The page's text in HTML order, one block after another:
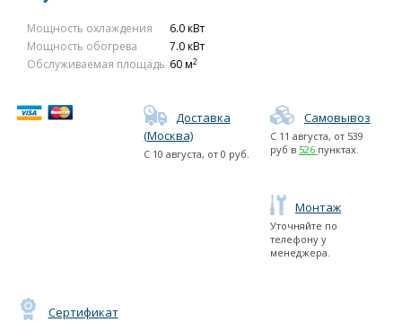
Мощность охлаждения
6.0 кВт
Мощность обогрева
7.0 кВт
Обслуживаемая площадь 60 м2
Доставка
(Москва)
С 10 августа, от 0 руб.
Самовывоз
С 11 августа, от 539
руб в 526 пунктах.
Монтаж
Уточняйте по
телефону у
менеджера.
Сертификат